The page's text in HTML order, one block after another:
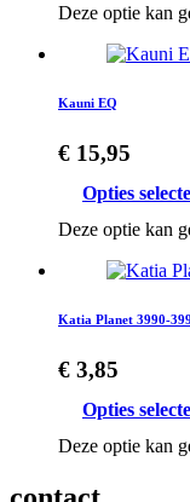
Deze optie kan
Kauni EQ
€ 15,95
Opties
Deze optie kan
Katia Planet 3990-
€ 3,85
Opties
Deze optie kan